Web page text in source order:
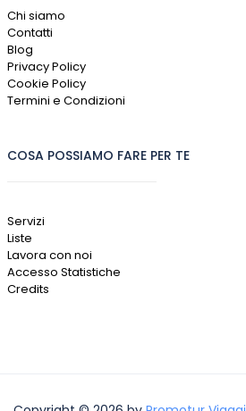
Chi siamo
Contatti
Blog
Privacy Policy
Cookie Policy
Termini e Condizioni
COSA POSSIAMO FARE PER TE
Servizi
Liste
Lavora con noi
Accesso Statistiche
Credits